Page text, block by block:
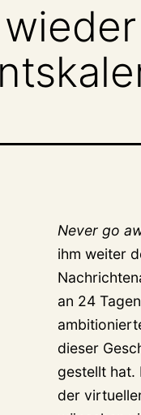
Never go
ihm weiter
an 24
dieser
gestellt hat.
der